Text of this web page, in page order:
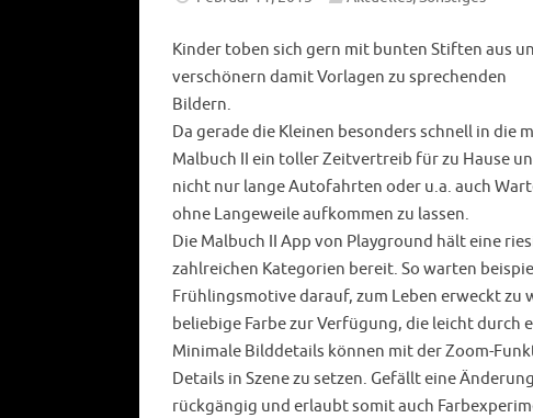
Kinder toben sich gern mit bunten Stiften aus
verschönern damit Vorlagen zu sprechenden
Bildern.
Da gerade die Kleinen besonders schnell in die
Malbuch II ein toller Zeitvertreib für zu Hause
nicht nur lange Autofahrten oder u.a. auch
ohne Langeweile aufkommen zu lassen.
Die Malbuch II App von Playground hält eine
zahlreichen Kategorien bereit. So warten
Frühlingsmotive darauf, zum Leben erweckt
beliebige Farbe zur Verfügung, die leicht durch
Minimale Bilddetails können mit der Zoom-
Details in Szene zu setzen. Gefällt eine
rückgängig und erlaubt somit auch